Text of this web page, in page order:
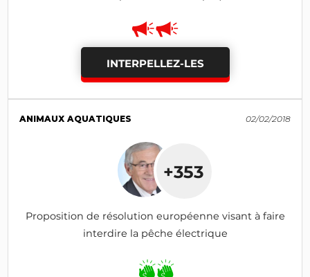
INTERPELLEZ-LES
ANIMAUX AQUATIQUES 02/02/2018
+353
Proposition de résolution européenne visant à faire
interdire la pêche électrique